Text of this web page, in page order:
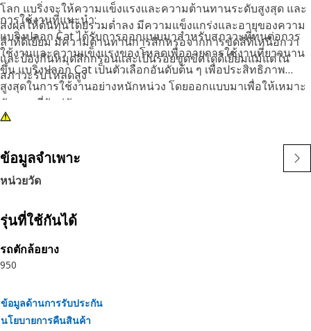
โลก แบริ่งจะให้ความแข็งแรงและความต้านทานระดับสูงสุด และ
ส่งผลให้ต้นทุนโดยรวมต่ำลง มีความแข็งแกร่งและอายุของความ
ล้าที่ดีเยี่ยม มีความต้านทานการสึกหรอจากการขัดสีที่เหนือกว่า
และป้องกันหมุดสึกกร่อนและเป็นรอยขูดขีดได้ดีเยี่ยมแม้แต่ใน
สภาวะรับโหลดสูง
การใช้งานที่แนะนำ:
แบริ่งปลอก Cat ได้รับการออกแบบมาสำหรับสภาวะที่ทนต่อการ
ใช้งานและความแข็งแรงของโหลดเพื่ออายุการใช้งานที่ยาวนาน
ขึ้น แบริ่งปลอก Cat เป็นตัวเลือกอันดับต้น ๆ เพื่อประสิทธิภาพ
สูงสุดในการใช้งานอย่างหนักหน่วง โดยออกแบบมาเพื่อให้เหมาะ
กับหมุดที่จับคู่กัน
ข้อมูลจำเพาะ
หน่วยวัด
รุ่นที่ใช้กันได้
รถตักล้อยาง
950
ข้อมูลด้านการรับประกัน
นโยบายการคืนสินค้า